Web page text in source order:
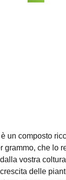
un composto
che lo
vostra
delle